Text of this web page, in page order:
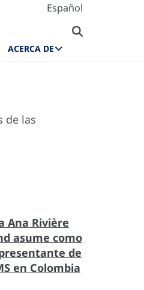
Español
ACERCA DE
de las
Ana Rivière
asume como
de
en Colombia